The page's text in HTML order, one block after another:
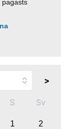
pagasts
>
S Sv
1 2